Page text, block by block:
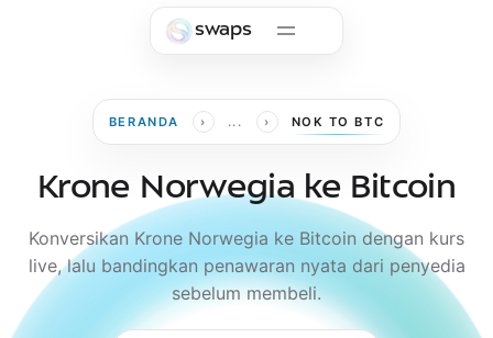
swaps
BERANDA › ... › NOK TO BTC
Krone Norwegia ke Bitcoin
Konversikan Krone Norwegia ke Bitcoin dengan kurs
live, lalu bandingkan penawaran nyata dari penyedia
sebelum membeli.